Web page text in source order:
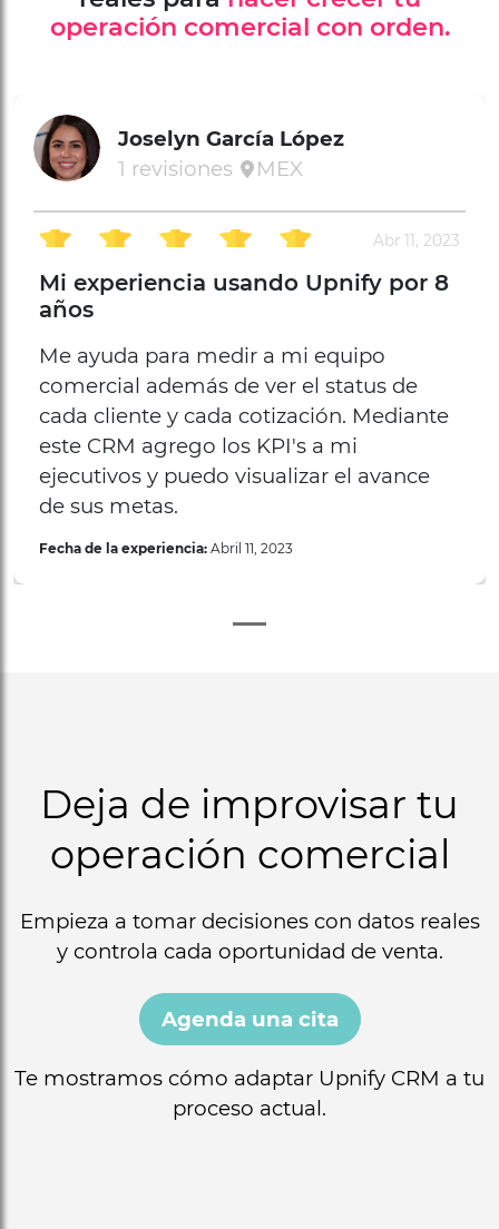
operación comercial con orden.
Joselyn García López
1 revisiones
MEX
Abr 11, 2023
Mi experiencia usando Upnify por 8
años
Me ayuda para medir a mi equipo
comercial además de ver el status de
cada cliente y cada cotización. Mediante
este CRM agrego los KPI's a mi
ejecutivos y puedo visualizar el avance
de sus metas.
Fecha de la experiencia: Abril 11, 2023
Deja de improvisar tu
operación comercial
Empieza a tomar decisiones con datos reales
y controla cada oportunidad de venta.
Agenda una cita
Te mostramos cómo adaptar Upnify CRM a tu
proceso actual.